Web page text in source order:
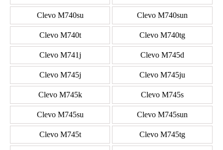
Clevo M740su Clevo M740sun
Clevo M740t Clevo M740tg
Clevo M741j Clevo M745d
Clevo M745j Clevo M745ju
Clevo M745k Clevo M745s
Clevo M745su Clevo M745sun
Clevo M745t Clevo M745tg